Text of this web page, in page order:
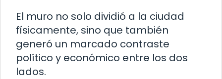
El muro no solo dividió a la ciudad
físicamente, sino que también
generó un marcado contraste
político y económico entre los dos
lados.